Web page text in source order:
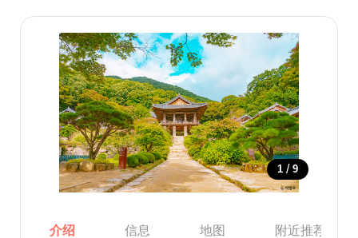
1 / 9
介绍 信息 地图 附近推荐景点